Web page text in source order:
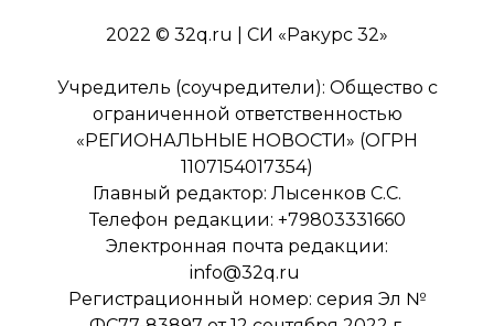
2022 © 32q.ru | СИ «Ракурс 32»
Учредитель (соучредители): Общество с
ограниченной ответственностью
«РЕГИОНАЛЬНЫЕ НОВОСТИ» (ОГРН
1107154017354)
Главный редактор: Лысенков С.С.
Телефон редакции: +79803331660
Электронная почта редакции:
info@32q.ru
Регистрационный номер: серия Эл №